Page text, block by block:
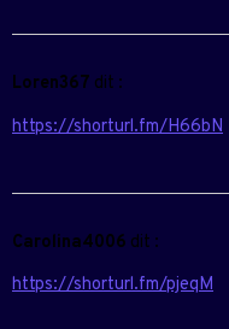
Loren367 dit :
https://shorturl.fm/H66bN
Carolina4006 dit :
https://shorturl.fm/pjeqM